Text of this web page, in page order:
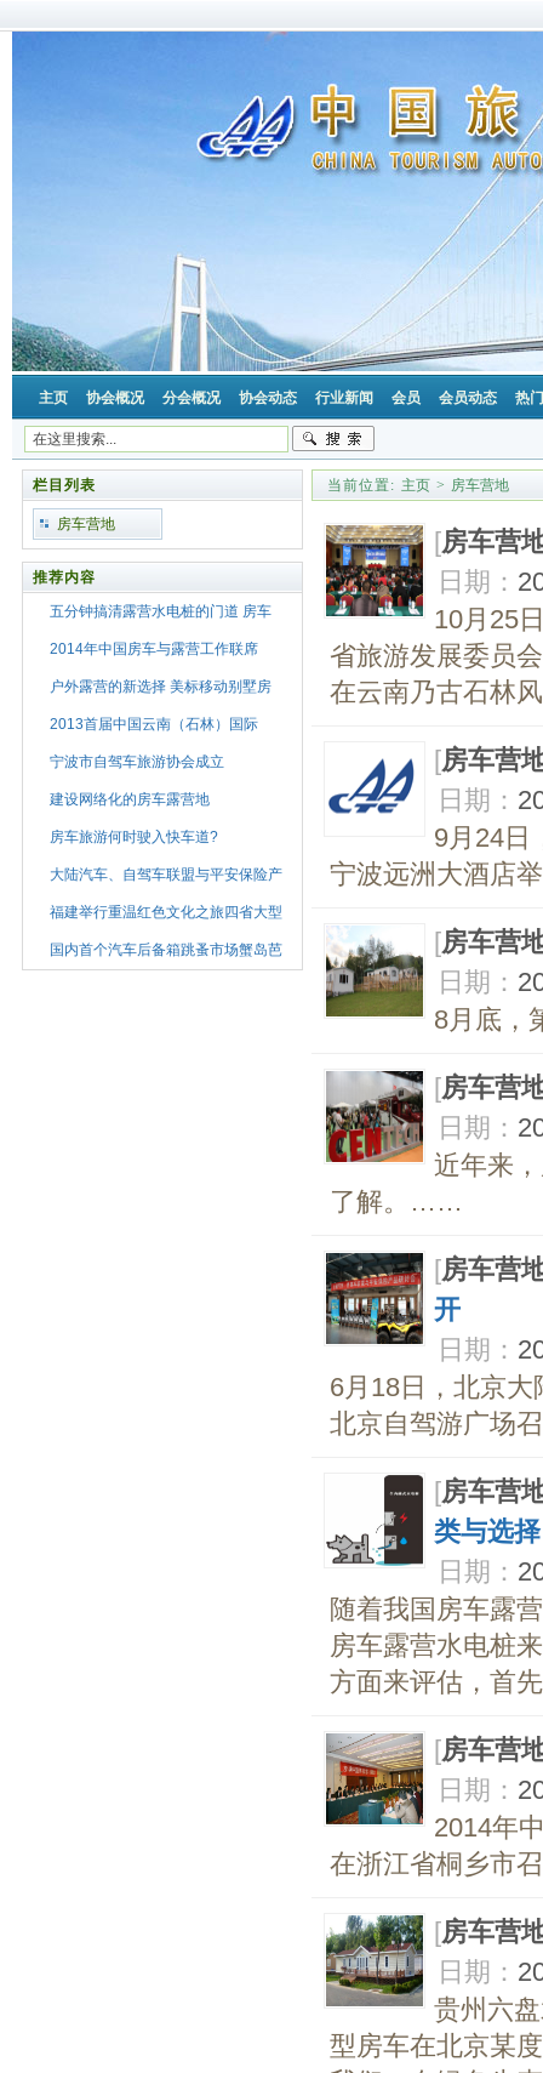
主页 协会概况 分会概况 协会动态 行业新闻 会员 会员动态 热
栏目列表
房车营地
推荐内容
五分钟搞清露营水电桩的门道 房车
2014年中国房车与露营工作联席
户外露营的新选择 美标移动别墅房
2013首届中国云南（石林）国际
宁波市自驾车旅游协会成立
建设网络化的房车露营地
房车旅游何时驶入快车道?
大陆汽车、自驾车联盟与平安保险产
福建举行重温红色文化之旅四省大型
国内首个汽车后备箱跳蚤市场蟹岛芭
当前位置: 主页 > 房车营地
[房车营
日期：
10月25
省旅游发展委员
在云南乃古石林
[房车营
日期：
9月24日
宁波远洲大酒店
[房车营
日期：
8月底，
[房车营
日期：
近年来
了解。……
[房车营
开
日期：
6月18日，北京
北京自驾游广场
[房车营
类与选择
日期：
随着我国房车露
房车露营水电桩
方面来评估，首
[房车营
日期：
2014年
在浙江省桐乡市
[房车营
日期：
贵州六
型房车在北京某